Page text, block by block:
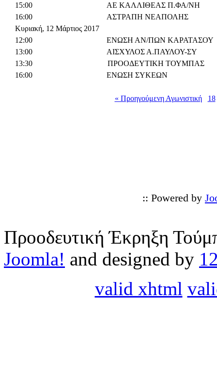
15:00
ΑΕ ΚΑΛΛΙΘΕΑΣ Π.ΦΑ/ΝΗ
16:00
ΑΣΤΡΑΠΗ ΝΕΑΠΟΛΗΣ
Κυριακή, 12 Μάρτιος 2017
12:00
ΕΝΩΣΗ ΑΝ/ΠΩΝ ΚΑΡΑΤΑΣΟΥ
13:00
ΑΙΣΧΥΛΟΣ Α.ΠΑΥΛΟΥ-ΣΥ
13:30
ΠΡΟΟΔΕΥΤΙΚΗ ΤΟΥΜΠΑΣ
16:00
ΕΝΩΣΗ ΣΥΚΕΩΝ
« Προηγούμενη Αγωνιστική 18
:: Powered by
Προοδευτική Έκρηξη
Joomla! and designed by
valid xhtml